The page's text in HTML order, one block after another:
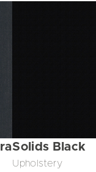
Solids Black
Upholstery